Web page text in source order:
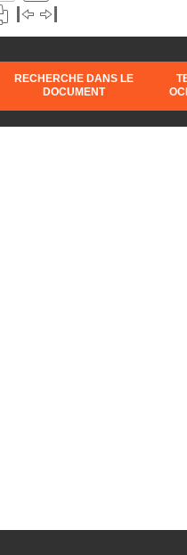
RECHERCHE DANS LE
DOCUMENT